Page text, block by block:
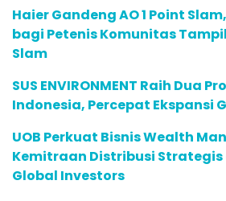
Haier Gandeng AO 1 Point
bagi Petenis Komunitas
Slam
SUS ENVIRONMENT Raih Dua
Indonesia, Percepat Ekspansi
UOB Perkuat Bisnis Wealth
Kemitraan Distribusi
Global Investors